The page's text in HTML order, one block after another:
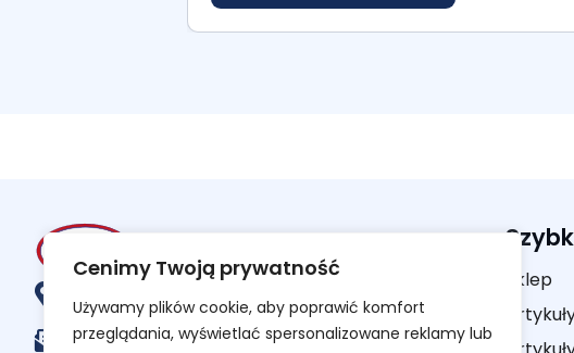
Cenimy Twoją prywatność
Używamy plików cookie, aby poprawić komfort
przeglądania, wyświetlać spersonalizowane reklamy lub
sklep@adwis.eu
Sklep